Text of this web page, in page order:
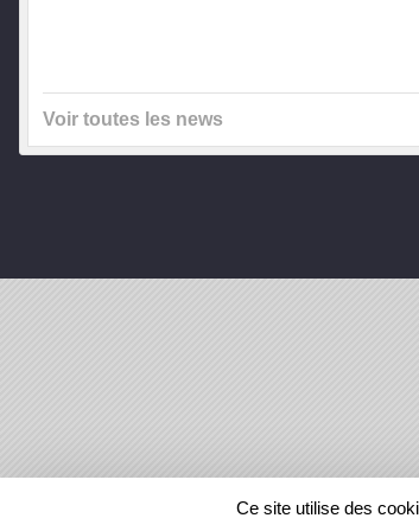
Voir toutes les news
REGIONS
Ce site utilise des